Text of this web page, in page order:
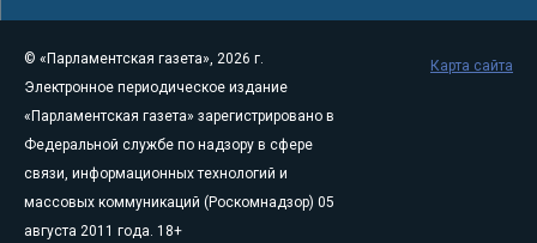
© «Парламентская газета», 2026 г.
Электронное периодическое издание
«Парламентская газета» зарегистрировано в
Федеральной службе по надзору в сфере
связи, информационных технологий и
массовых коммуникаций (Роскомнадзор) 05
августа 2011 года. 18+
Карта сайта